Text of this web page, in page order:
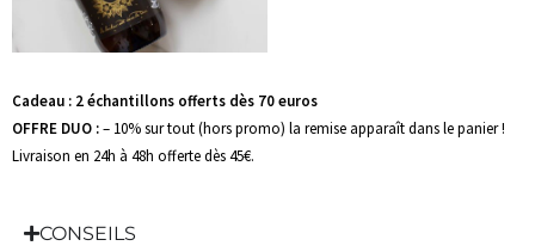
Cadeau : 2 échantillons offerts dès 70 euros
OFFRE DUO :– 10% sur tout (hors promo) la remise apparaît dans le panier !
Livraison en 24h à 48h offerte dès 45€.
CONSEILS